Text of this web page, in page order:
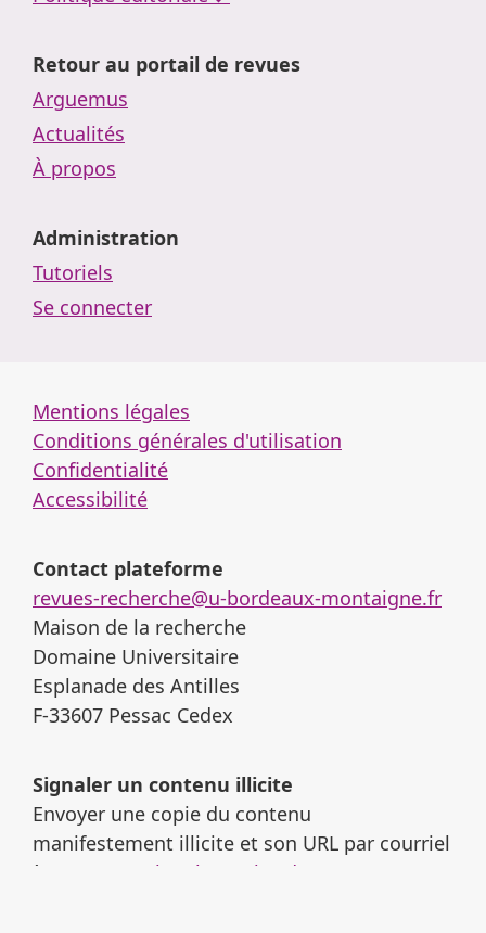
Retour au portail de revues
Arguemus
Actualités
À propos
Administration
Tutoriels
Se connecter
Mentions légales
Conditions générales d'utilisation
Confidentialité
Accessibilité
Contact plateforme
revues-recherche@u-bordeaux-montaigne.fr
Maison de la recherche
Domaine Universitaire
Esplanade des Antilles
F-33607 Pessac Cedex
Signaler un contenu illicite
Envoyer une copie du contenu
manifestement illicite et son URL par courriel
à :
revues-recherche@u-bordeaux-